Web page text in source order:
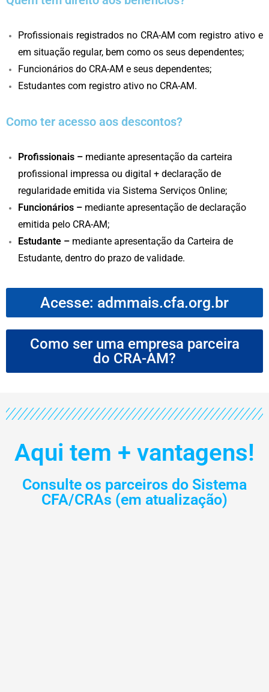
Profissionais registrados no CRA-AM com registro ativo e
em situação regular, bem como os seus dependentes;
Funcionários do CRA-AM e seus dependentes;
Estudantes com registro ativo no CRA-AM.
Como ter acesso aos descontos?
Profissionais – mediante apresentação da carteira
profissional impressa ou digital + declaração de
regularidade emitida via Sistema Serviços Online;
Funcionários – mediante apresentação de declaração
emitida pelo CRA-AM;
Estudante – mediante apresentação da Carteira de
Estudante, dentro do prazo de validade.
Acesse: admmais.cfa.org.br
Como ser uma empresa parceira
do CRA-AM?
Aqui tem + vantagens!
Consulte os parceiros do Sistema
CFA/CRAs (em atualização)